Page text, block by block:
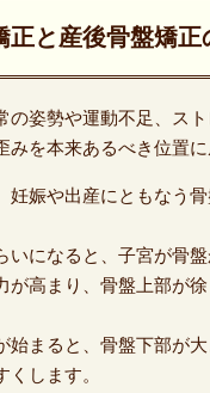
正と産後骨盤矯正
の姿勢や運動不足、ス
みを本来あるべき位置に
妊娠や出産にともなう
いになると、子宮が骨
が高まり、骨盤上部が
始まると、骨盤下部が
くします。